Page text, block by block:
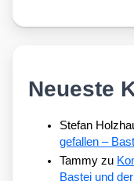
Neueste
Stefan
gefallen –
Tammy zu
Bastei und